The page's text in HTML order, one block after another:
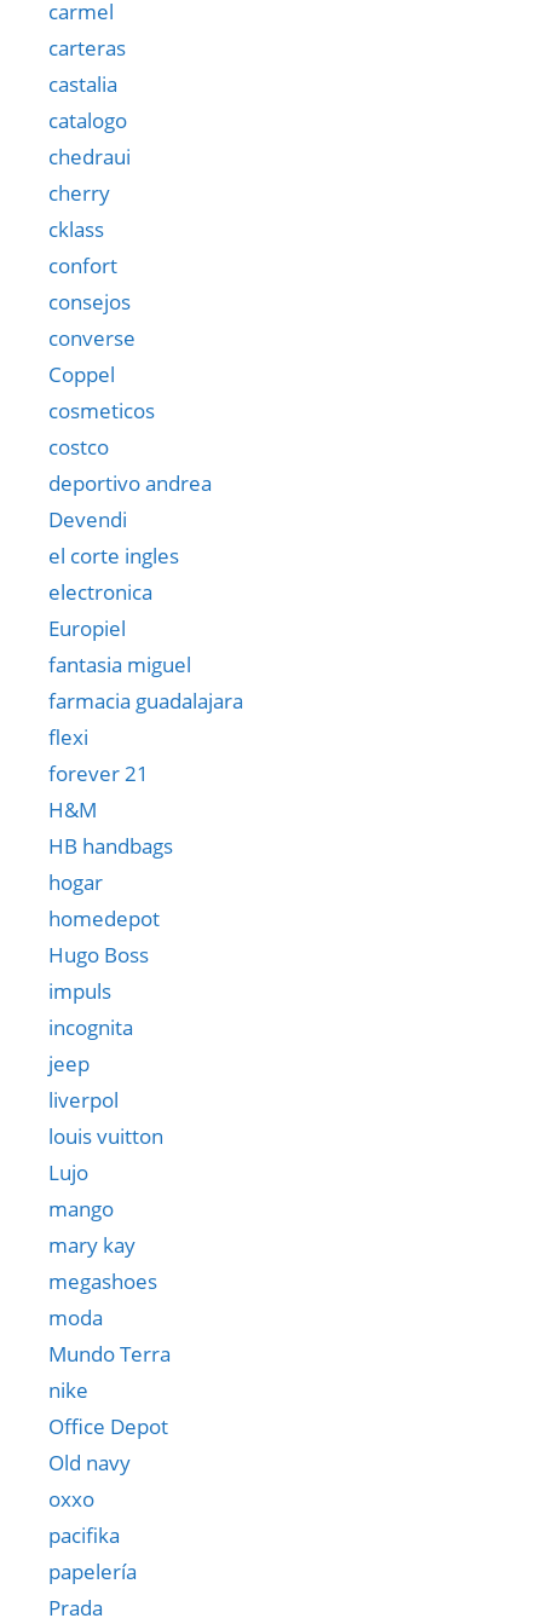
carmel
carteras
castalia
catalogo
chedraui
cherry
cklass
confort
consejos
converse
Coppel
cosmeticos
costco
deportivo andrea
Devendi
el corte ingles
electronica
Europiel
fantasia miguel
farmacia guadalajara
flexi
forever 21
H&M
HB handbags
hogar
homedepot
Hugo Boss
impuls
incognita
jeep
liverpol
louis vuitton
Lujo
mango
mary kay
megashoes
moda
Mundo Terra
nike
Office Depot
Old navy
oxxo
pacifika
papelería
Prada